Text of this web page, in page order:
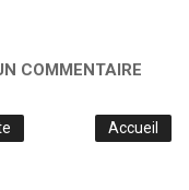
COMMENTAIRE
Accueil